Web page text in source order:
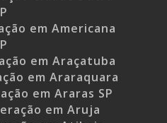
em Americana
em Araçatuba
em Araraquara
em Araras SP
em Aruja